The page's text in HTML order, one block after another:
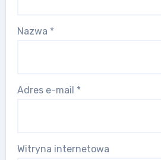
Nazwa *
Adres e-mail *
Witryna internetowa